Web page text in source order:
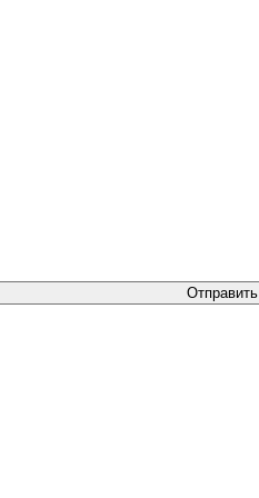
Отправить